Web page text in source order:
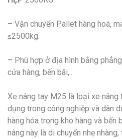
– Vận chuyển Pallet hàng hoá,
≤2500kg.
– Phù hợp ở địa hình bằng
cửa hàng, bến bãi,..
Xe nâng tay M25 là loại xe
dụng trong công nghiệp và dân
hàng hóa trong kho hàng và bến
nâng này là di chuyển nhẹ